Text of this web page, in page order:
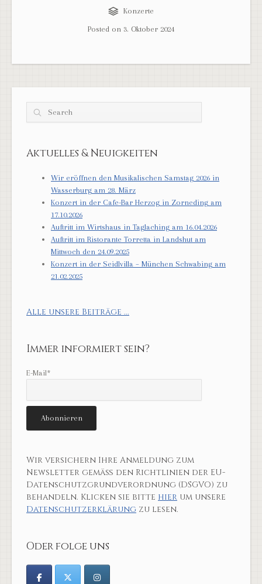
Konzerte
Posted on 3. Oktober 2024
Search
Aktuelles & Neuigkeiten
Wir eröffnen den Musikalischen Samstag 2026 in
Wasserburg am 28. März
Konzert in der Cafe-Bar Herzog in Zorneding am
17.10.2026
Auftritt im Wirtshaus in Taglaching am 16.04.2026
Auftritt im Ristorante Torretta in Landshut am
Mittwoch den 24.09.2025
Konzert in der Seidlvilla – München Schwabing am
21.02.2025
Alle unsere Beiträge ...
Immer informiert sein?
E-Mail*
Wir versichern Ihre Anmeldung zum
Newsletter gemäß den Richtlinien der EU-
Datenschutzgrundverordnung (DSGVO) zu
behandeln. Klicken sie bitte hier um unsere
Datenschutzerklärung zu lesen.
Oder folge uns